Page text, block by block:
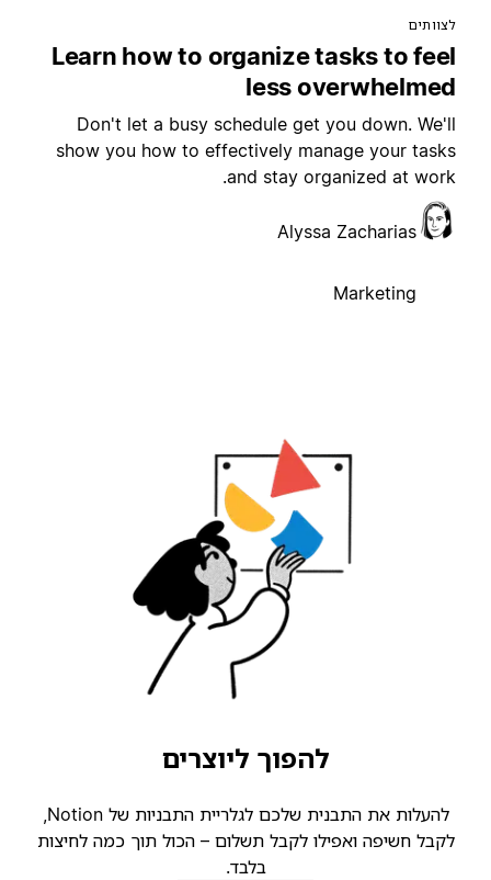
Learn how to organize tasks to
less
Don't let a busy schedule get you down.
show you how to effectively manage your
and stay organized at
Alyssa Zacharias
Marketing
להפוך ליוצרים
להעלות את התבנית שלכם לגלריית התבניות של Notion,
לקבל חשיפה ואפילו לקבל תשלום – הכול תוך כמה לחיצות
בלבד.